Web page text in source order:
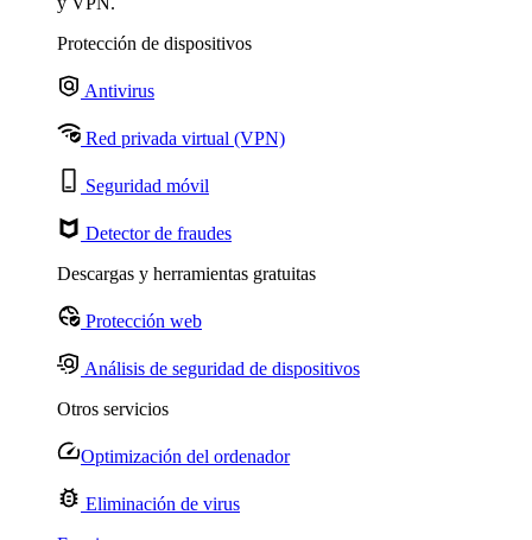
Protección de dispositivos
Antivirus
Red privada virtual (VPN)
Seguridad móvil
Detector de fraudes
Descargas y herramientas gratuitas
Protección web
Análisis de seguridad de dispositivos
Otros servicios
Optimización del ordenador
Eliminación de virus